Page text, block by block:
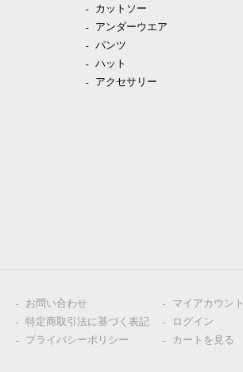
カットソー
アンダーウエア
パンツ
ハット
アクセサリー
お問い合わせ
特定商取引法に基づく表記
プライバシーポリシー
マイアカウント
ログイン
カートを見る